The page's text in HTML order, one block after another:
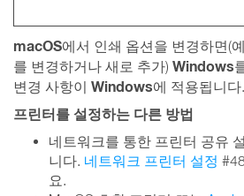
macOS에서 인쇄 옵션을 변경하면(
를 변경하거나 새로 추가) Windows
변경 사항이 Windows에 적용됩니다.
프린터를 설정하는 다른 방법
네트워크를 통한 프린터 공유
니다. 네트워크 프린터 설정
요.